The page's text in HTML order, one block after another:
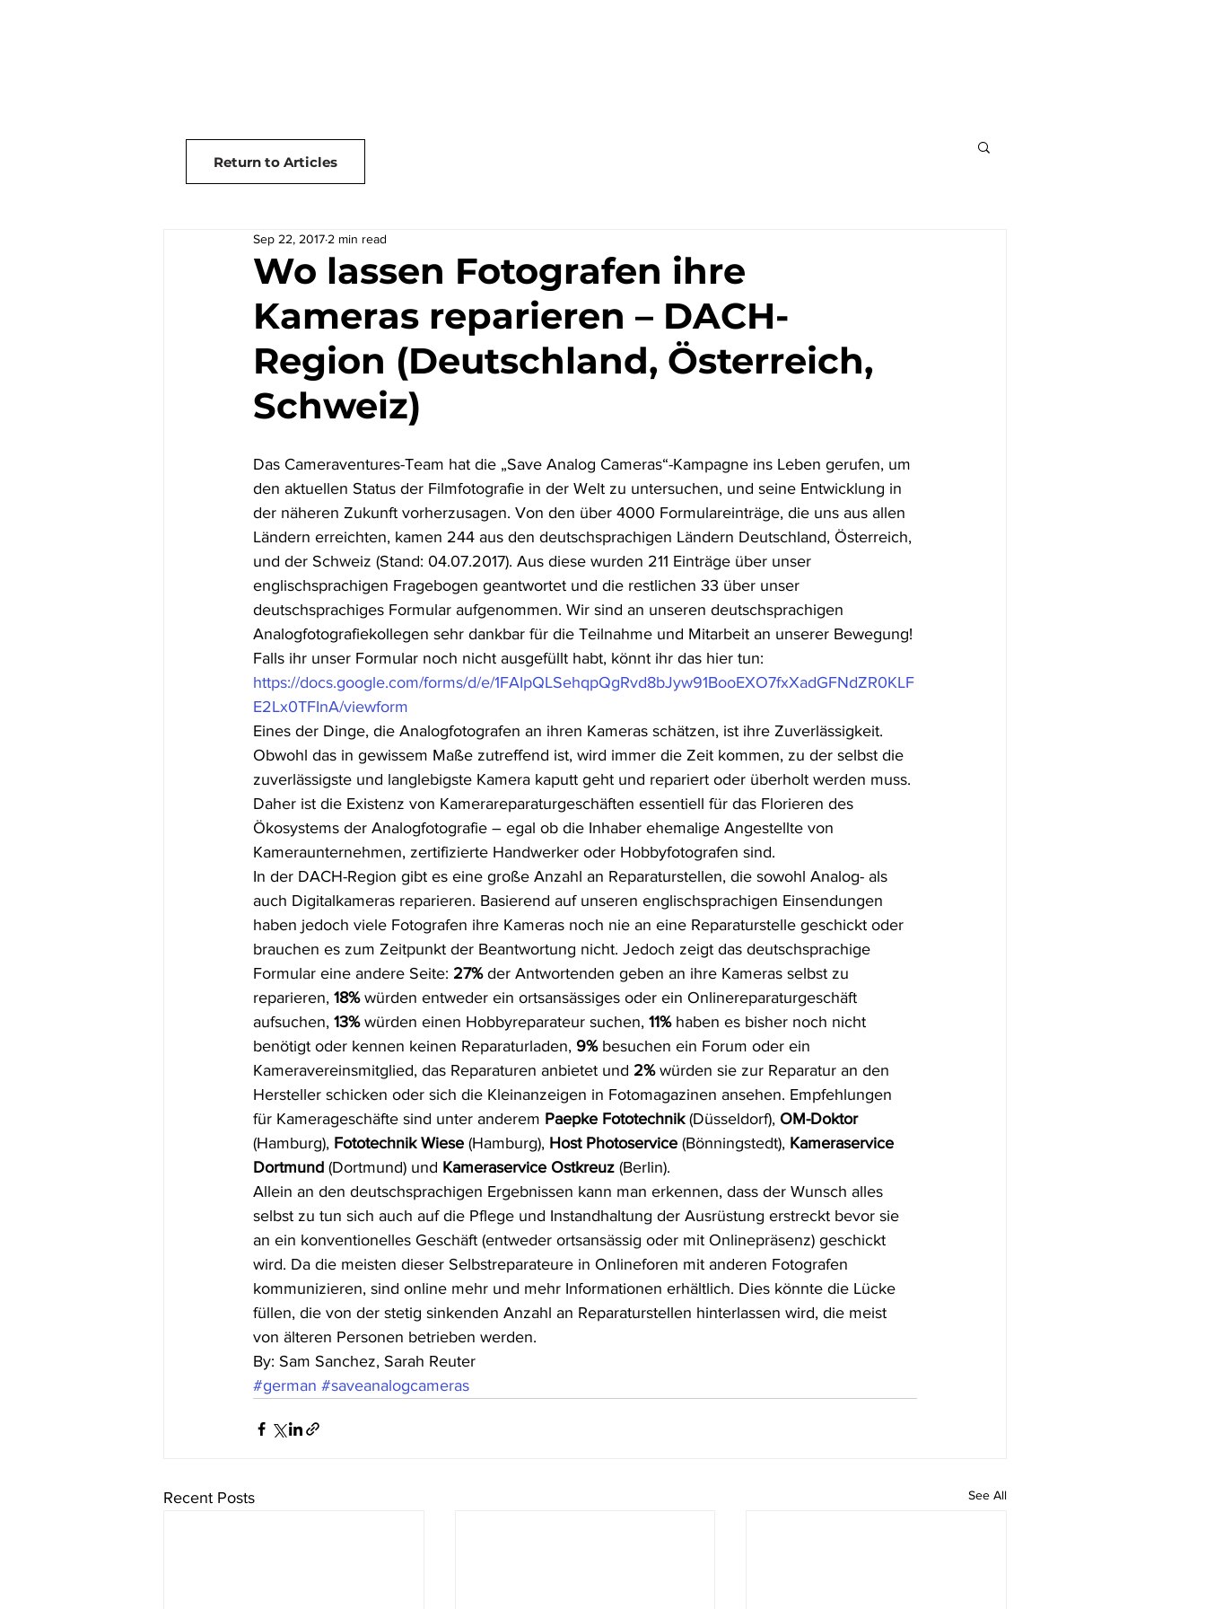
Wo lassen Fotografen ihre
Kameras reparieren – DACH-
Region (Deutschland, Österreich,
Schweiz)
Sep 22, 2017 2 min read
Das Cameraventures-Team hat die „Save Analog Cameras“-Kampagne ins Leben gerufen, um
den aktuellen Status der Filmfotografie in der Welt zu untersuchen, und seine Entwicklung in
der näheren Zukunft vorherzusagen. Von den über 4000 Formulareinträge, die uns aus allen
Ländern erreichten, kamen 244 aus den deutschsprachigen Ländern Deutschland, Österreich,
und der Schweiz (Stand: 04.07.2017). Aus diese wurden 211 Einträge über unser
englischsprachigen Fragebogen geantwortet und die restlichen 33 über unser
deutschsprachiges Formular aufgenommen. Wir sind an unseren deutschsprachigen
Analogfotografiekollegen sehr dankbar für die Teilnahme und Mitarbeit an unserer Bewegung!
Falls ihr unser Formular noch nicht ausgefüllt habt, könnt ihr das hier tun:
https://docs.google.com/forms/d/e/1FAIpQLSehqpQgRvd8bJyw91BooEXO7fxXadGFNdZR0KLF
E2Lx0TFInA/viewform
Eines der Dinge, die Analogfotografen an ihren Kameras schätzen, ist ihre Zuverlässigkeit.
Obwohl das in gewissem Maße zutreffend ist, wird immer die Zeit kommen, zu der selbst die
zuverlässigste und langlebigste Kamera kaputt geht und repariert oder überholt werden muss.
Daher ist die Existenz von Kamerareparaturgeschäften essentiell für das Florieren des
Ökosystems der Analogfotografie – egal ob die Inhaber ehemalige Angestellte von
Kameraunternehmen, zertifizierte Handwerker oder Hobbyfotografen sind.
In der DACH-Region gibt es eine große Anzahl an Reparaturstellen, die sowohl Analog- als
auch Digitalkameras reparieren. Basierend auf unseren englischsprachigen Einsendungen
haben jedoch viele Fotografen ihre Kameras noch nie an eine Reparaturstelle geschickt oder
brauchen es zum Zeitpunkt der Beantwortung nicht. Jedoch zeigt das deutschsprachige
Formular eine andere Seite: 27% der Antwortenden geben an ihre Kameras selbst zu
reparieren, 18% würden entweder ein ortsansässiges oder ein Onlinereparaturgeschäft
aufsuchen, 13% würden einen Hobbyreparateur suchen, 11% haben es bisher noch nicht
benötigt oder kennen keinen Reparaturladen, 9% besuchen ein Forum oder ein
Kameravereinsmitglied, das Reparaturen anbietet und 2% würden sie zur Reparatur an den
Hersteller schicken oder sich die Kleinanzeigen in Fotomagazinen ansehen. Empfehlungen
für Kamerageschäfte sind unter anderem Paepke Fototechnik (Düsseldorf), OM-Doktor
(Hamburg), Fototechnik Wiese (Hamburg), Host Photoservice (Bönningstedt), Kameraservice
Dortmund (Dortmund) und Kameraservice Ostkreuz (Berlin).
Allein an den deutschsprachigen Ergebnissen kann man erkennen, dass der Wunsch alles
selbst zu tun sich auch auf die Pflege und Instandhaltung der Ausrüstung erstreckt bevor sie
an ein konventionelles Geschäft (entweder ortsansässig oder mit Onlinepräsenz) geschickt
wird. Da die meisten dieser Selbstreparateure in Onlineforen mit anderen Fotografen
kommunizieren, sind online mehr und mehr Informationen erhältlich. Dies könnte die Lücke
füllen, die von der stetig sinkenden Anzahl an Reparaturstellen hinterlassen wird, die meist
von älteren Personen betrieben werden.
By: Sam Sanchez, Sarah Reuter
#german #saveanalogcameras
Recent Posts See All
Return to Articles